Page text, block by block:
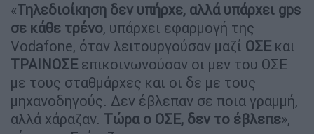
«Τηλεδιοίκηση δεν υπήρχε, αλλά υπάρχει gps
σε κάθε τρένο, υπάρχει εφαρμογή της
Vodafone, όταν λειτουργούσαν μαζί ΟΣΕ και
ΤΡΑΙΝΟΣΕ επικοινωνούσαν οι μεν του ΟΣΕ
με τους σταθμάρχες και οι δε με τους
μηχανοδηγούς. Δεν έβλεπαν σε ποια γραμμή,
αλλά χάραζαν. Τώρα ο ΟΣΕ, δεν το έβλεπε»,